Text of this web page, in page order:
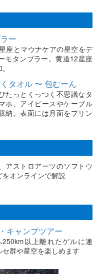
ー
座とマウナケアの星空をデ
モタンブラー。黄道12星座
タオル 〜 包むーん
たっとくっつく不思議なタ
ホ、アイピースやケーブル
納。表面には月面をプリン
アストロアーツのソフトウ
オンラインで解説
キャンプツアー
以上離れたゲルに連
群や星空を楽しめます